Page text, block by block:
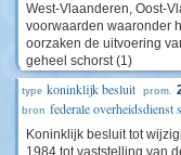
West-Vlaanderen, Oost-
voorwaarden waaronder
oorzaken de uitvoering
geheel schorst (1)
type koninklijk besluit prom.
bron federale overheidsdienst
Koninklijk besluit tot
1984 tot vaststelling van